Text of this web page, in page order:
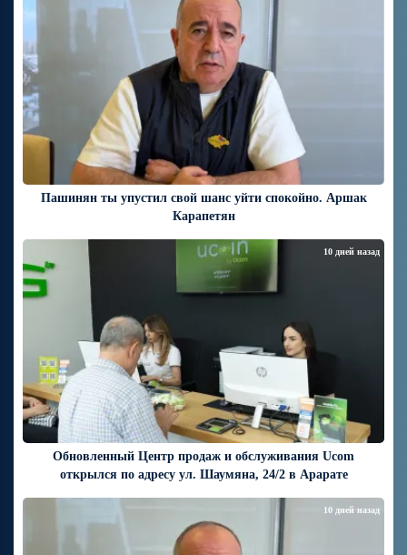
Пашинян ты упустил свой шанс уйти спокойно. Аршак
Карапетян
Обновленный Центр продаж и обслуживания Ucom
открылся по адресу ул. Шаумяна, 24/2 в Арарате
10 дней назад
10 дней назад